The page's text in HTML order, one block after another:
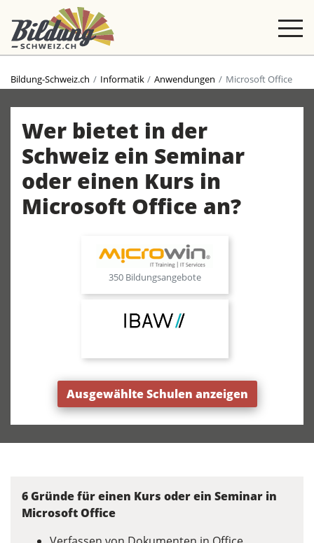
Bildung-Schweiz.ch Informatik Anwendungen Microsoft Office
Wer bietet in der
Schweiz ein Seminar
oder einen Kurs in
Microsoft Office an?
350 Bildungsangebote
Ausgewählte Schulen anzeigen
6 Gründe für einen Kurs oder ein Seminar in
Microsoft Office